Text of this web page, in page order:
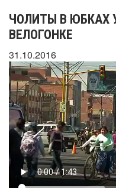
ЧОЛИТЫ В ЮБКАХ
ВЕЛОГОНКЕ
31.10.2016